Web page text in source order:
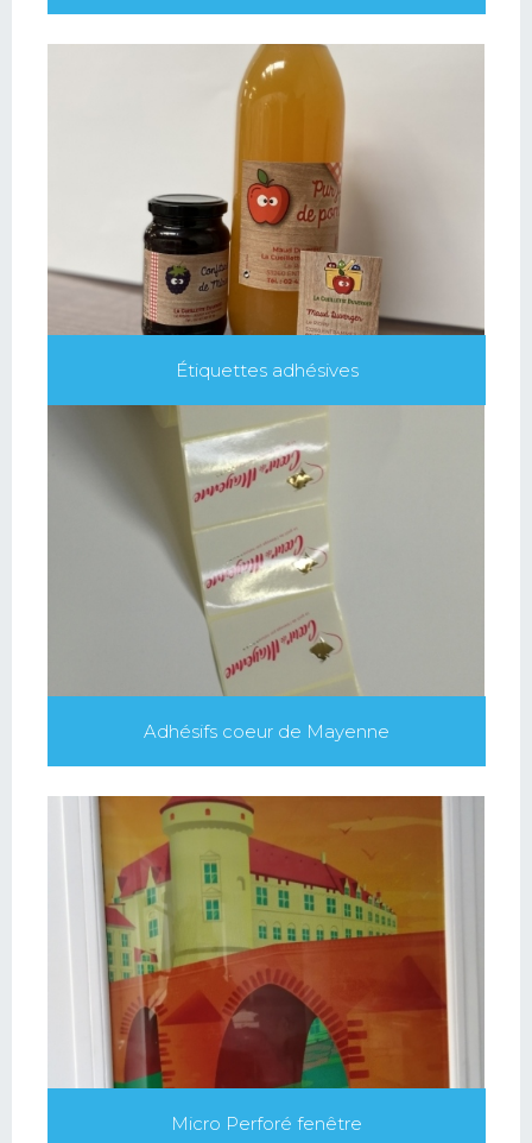
Étiquettes adhésives
Adhésifs coeur de Mayenne
Micro Perforé fenêtre